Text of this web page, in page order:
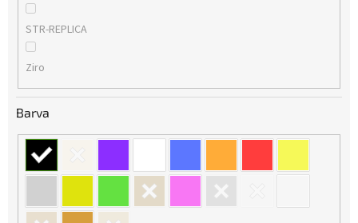
STR-REPLICA
Ziro
Barva